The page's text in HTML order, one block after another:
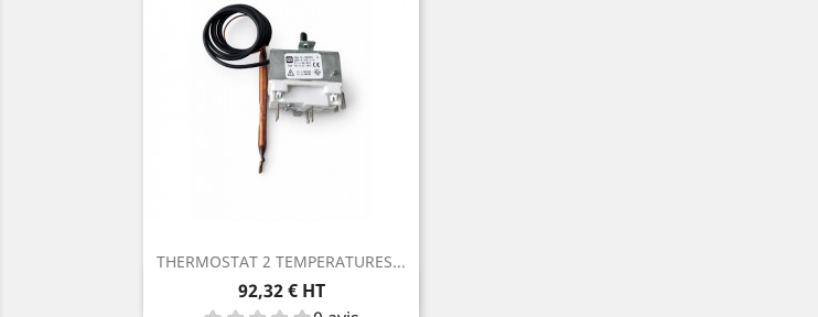
THERMOSTAT 2 TEMPERATURES...
Prix
92,32 € HT